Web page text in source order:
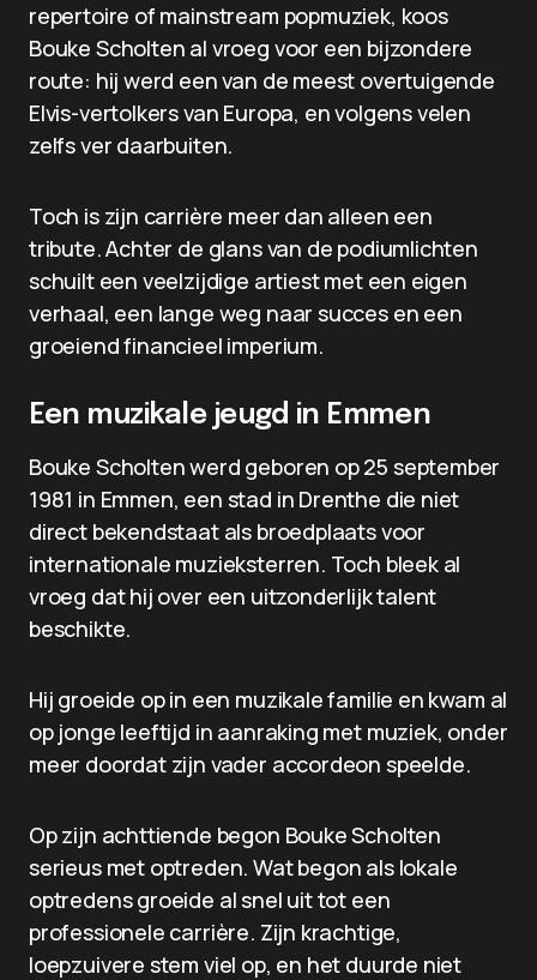
repertoire of mainstream popmuziek, koos
Bouke Scholten al vroeg voor een bijzondere
route: hij werd een van de meest overtuigende
Elvis-vertolkers van Europa, en volgens velen
zelfs ver daarbuiten.
Toch is zijn carrière meer dan alleen een
tribute. Achter de glans van de podiumlichten
schuilt een veelzijdige artiest met een eigen
verhaal, een lange weg naar succes en een
groeiend financieel imperium.
Een muzikale jeugd in Emmen
Bouke Scholten werd geboren op 25 september
1981 in Emmen, een stad in Drenthe die niet
direct bekendstaat als broedplaats voor
internationale muzieksterren. Toch bleek al
vroeg dat hij over een uitzonderlijk talent
beschikte.
Hij groeide op in een muzikale familie en kwam al
op jonge leeftijd in aanraking met muziek, onder
meer doordat zijn vader accordeon speelde.
Op zijn achttiende begon Bouke Scholten
serieus met optreden. Wat begon als lokale
optredens groeide al snel uit tot een
professionele carrière. Zijn krachtige,
loepzuivere stem viel op, en het duurde niet